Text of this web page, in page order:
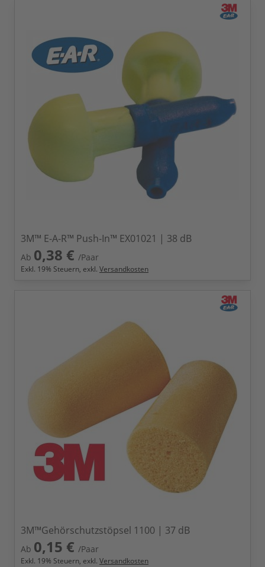
3M™ E-A-R™ Push-In™ EX01021 | 38 dB
Ab 0,38 € /Paar
Exkl. 19% Steuern, exkl. Versandkosten
3M™Gehörschutzstöpsel 1100 | 37 dB
Ab 0,15 € /Paar
Exkl. 19% Steuern, exkl. Versandkosten